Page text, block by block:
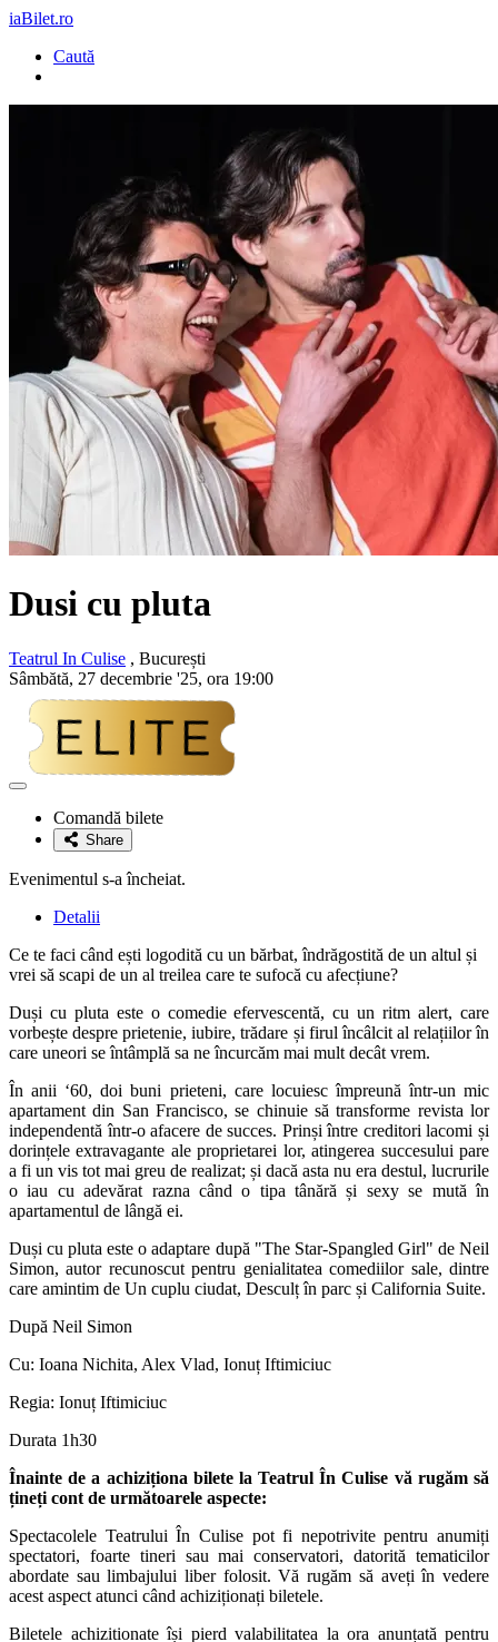
iaBilet.ro
Caută
Dusi cu pluta
Teatrul In Culise , București
Sâmbătă, 27 decembrie '25, ora 19:00
Adaugă
favoriteComandă bilete
Share
Evenimentul s-a încheiat.
Detalii
Ce te faci când ești logodită cu un bărbat, îndrăgostită de un altul și
vrei să scapi de un al treilea care te sufocă cu afecțiune?
Duși cu pluta este o comedie efervescentă, cu un ritm alert, care
vorbește despre prietenie, iubire, trădare și firul încâlcit al relațiilor în
care uneori se întâmplă sa ne încurcăm mai mult decât vrem.
În anii ‘60, doi buni prieteni, care locuiesc împreună într-un mic
apartament din San Francisco, se chinuie să transforme revista lor
independentă într-o afacere de succes. Prinși între creditori lacomi și
dorințele extravagante ale proprietarei lor, atingerea succesului pare
a fi un vis tot mai greu de realizat; și dacă asta nu era destul, lucrurile
o iau cu adevărat razna când o tipa tânără și sexy se mută în
apartamentul de lângă ei.
Duși cu pluta este o adaptare după "The Star-Spangled Girl" de Neil
Simon, autor recunoscut pentru genialitatea comediilor sale, dintre
care amintim de Un cuplu ciudat, Desculț în parc și California Suite.
După Neil Simon
Cu: Ioana Nichita, Alex Vlad, Ionuț Iftimiciuc
Regia: Ionuț Iftimiciuc
Durata 1h30
Înainte de a achiziționa bilete la Teatrul În Culise vă rugăm să
țineți cont de următoarele aspecte:
Spectacolele Teatrului În Culise pot fi nepotrivite pentru anumiți
spectatori, foarte tineri sau mai conservatori, datorită tematicilor
abordate sau limbajului liber folosit. Vă rugăm să aveți în vedere
acest aspect atunci când achiziționați biletele.
Biletele achizitionate își pierd valabilitatea la ora anunțată pentru